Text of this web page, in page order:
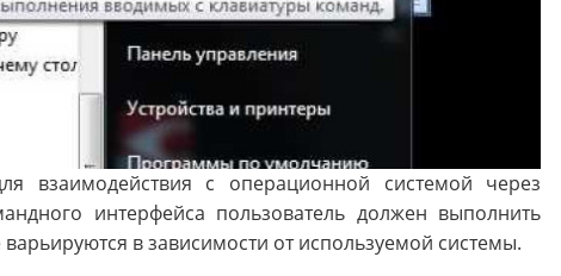
взаимодействия с операционной системой через
интерфейса пользователь должен выполнить
в зависимости от используемой системы.